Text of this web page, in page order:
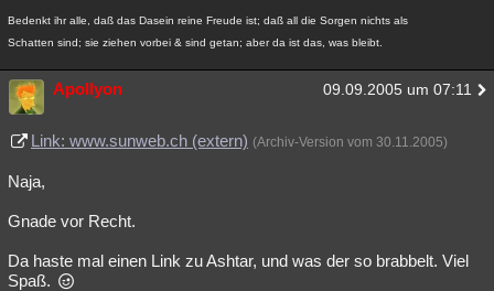
Bedenkt ihr alle, daß das Dasein reine Freude ist; daß all die Sorgen nichts als
Schatten sind; sie ziehen vorbei & sind getan; aber da ist das, was bleibt.
Apollyon 09.09.2005 um 07:11
Link: www.sunweb.ch (extern) (Archiv-Version vom 30.11.2005)
Naja,
Gnade vor Recht.
Da haste mal einen Link zu Ashtar, und was der so brabbelt. Viel
Spaß.